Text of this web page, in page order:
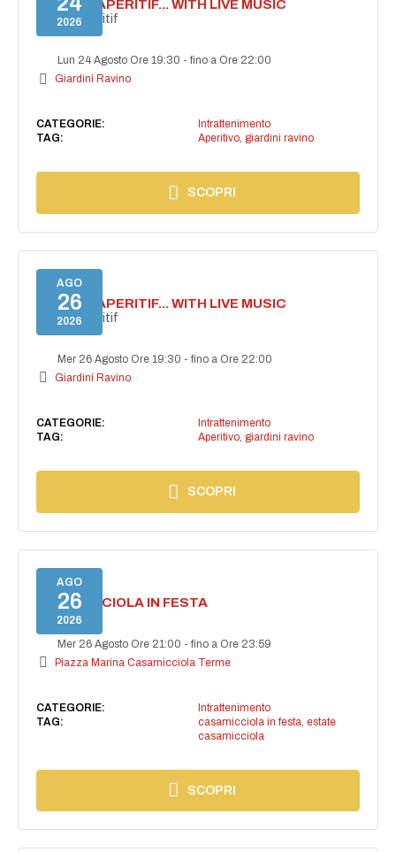
2026
SECRET APERITIF... WITH LIVE MUSIC
Secret aperitif
Lun 24 Agosto Ore 19:30 -fino a Ore 22:00
Giardini Ravino
CATEGORIE:
Intrattenimento
TAG:
Aperitivo, giardini ravino
SCOPRI
AGO
26
2026
SECRET APERITIF... WITH LIVE MUSIC
Secret aperitif
Mer 26 Agosto Ore 19:30 -fino a Ore 22:00
Giardini Ravino
CATEGORIE:
Intrattenimento
TAG:
Aperitivo, giardini ravino
SCOPRI
AGO
26
2026
CASAMICCIOLA IN FESTA
Mer 26 Agosto Ore 21:00 -fino a Ore 23:59
Piazza Marina Casamicciola Terme
CATEGORIE:
Intrattenimento
TAG:
casamicciola in festa estate
casamicciola
SCOPRI